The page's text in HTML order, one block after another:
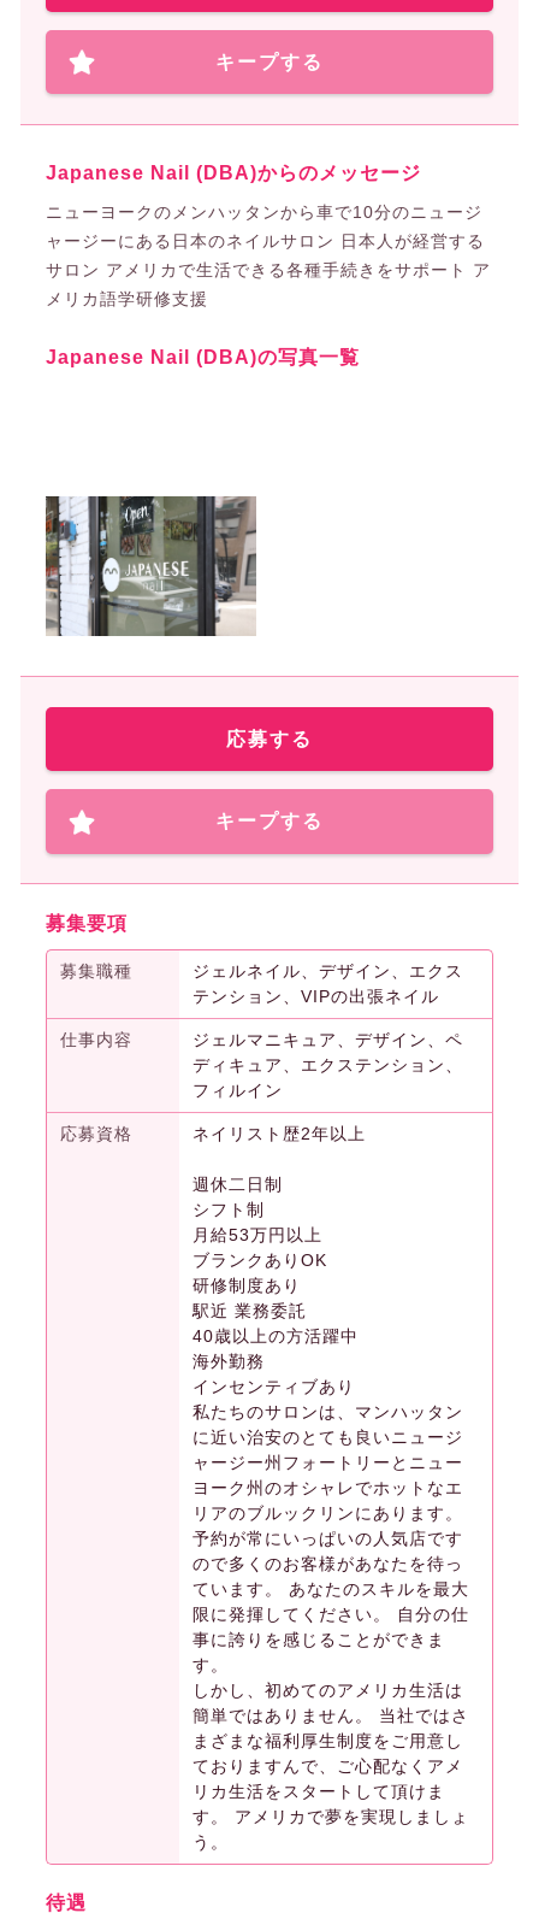
キープする
Japanese Nail (DBA)からのメッセージ
ニューヨークのメンハッタンから車で10分のニュージ
ャージーにある日本のネイルサロン 日本人が経営する
サロン アメリカで生活できる各種手続きをサポート ア
メリカ語学研修支援
Japanese Nail (DBA)の写真一覧
応募する
キープする
募集要項
募集職種
ジェルネイル、デザイン、エクス
テンション、VIPの出張ネイル
仕事内容
ジェルマニキュア、デザイン、ペ
ディキュア、エクステンション、
フィルイン
応募資格 ネイリスト歴2年以上
週休二日制
シフト制
月給53万円以上
ブランクありOK
研修制度あり
駅近 業務委託
40歳以上の方活躍中
海外勤務
インセンティブあり
私たちのサロンは、マンハッタン
に近い治安のとても良いニュージ
ャージー州フォートリーとニュー
ヨーク州のオシャレでホットなエ
リアのブルックリンにあります。
予約が常にいっぱいの人気店です
ので多くのお客様があなたを待っ
ています。 あなたのスキルを最大
限に発揮してください。 自分の仕
事に誇りを感じることができま
す。
しかし、初めてのアメリカ生活は
簡単ではありません。 当社ではさ
まざまな福利厚生制度をご用意し
ておりますんで、ご心配なくアメ
リカ生活をスタートして頂けま
す。 アメリカで夢を実現しましょ
う。
待遇